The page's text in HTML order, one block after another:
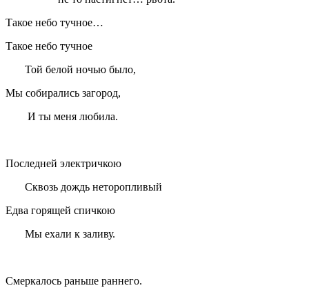
Такое небо тучное…
Такое небо тучное
Той белой ночью было,
Мы собирались загород,
И ты меня любила.
Последней электричкою
Сквозь дождь неторопливый
Едва горящей спичкою
Мы ехали к заливу.
Смеркалось раньше раннего.